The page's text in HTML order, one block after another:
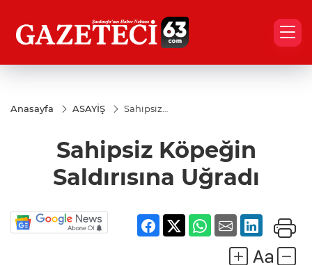
Anasayfa ASAYİŞ
Sahipsiz
Uğradı
Sahipsiz Köpeğin
Saldırısına Uğradı